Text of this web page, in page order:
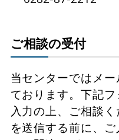
ご相談の受付
当センターではメ
ております。下記
入力の上、ご相談
を送信する前に、